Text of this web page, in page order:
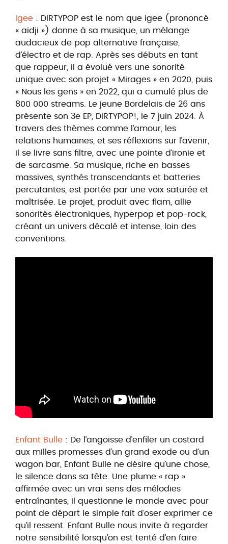
Igee : DIRTYPOP est le nom que igee (prononcé
« aïdji ») donne à sa musique, un mélange
audacieux de pop alternative française,
d’électro et de rap. Après ses débuts en tant
que rappeur, il a évolué vers une sonorité
unique avec son projet « Mirages » en 2020, puis
« Nous les gens » en 2022, qui a cumulé plus de
800 000 streams. Le jeune Bordelais de 26 ans
présente son 3e EP, DiRTYPOP!, le 7 juin 2024. À
travers des thèmes comme l’amour, les
relations humaines, et ses réflexions sur l’avenir,
il se livre sans filtre, avec une pointe d’ironie et
de sarcasme. Sa musique, riche en basses
massives, synthés transcendants et batteries
percutantes, est portée par une voix saturée et
maîtrisée. Le projet, produit avec flam, allie
sonorités électroniques, hyperpop et pop-rock,
créant un univers décalé et intense, loin des
conventions.
Enfant Bulle : De l’angoisse d’enfiler un costard
aux milles promesses d’un grand exode ou d’un
wagon bar, Enfant Bulle ne désire qu’une chose,
le silence dans sa tête. Une plume « rap »
affirmée avec un vrai sens des mélodies
entraînantes, il questionne le monde avec pour
point de départ le simple fait d’oser exprimer ce
qu’il ressent. Enfant Bulle nous invite à regarder
notre sensibilité lorsqu’on est tenté d’en faire